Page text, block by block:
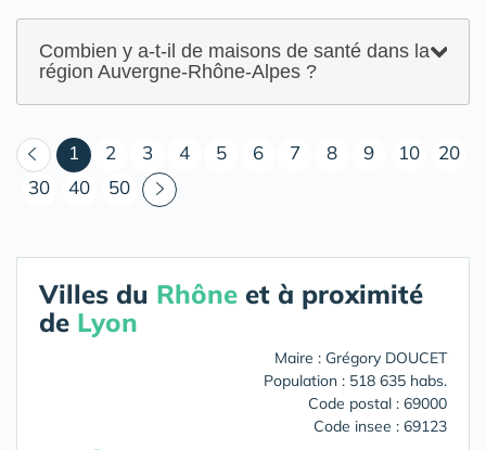
Combien y a-t-il de maisons de santé dans la
région Auvergne-Rhône-Alpes ?
1 (courant)
2 3 4 5 6 7 8 9 10
20
30
40 50
Villes du Rhône et à proximité
de Lyon
Maire : Grégory DOUCET
Population : 518 635 habs.
Code postal : 69000
Code insee : 69123